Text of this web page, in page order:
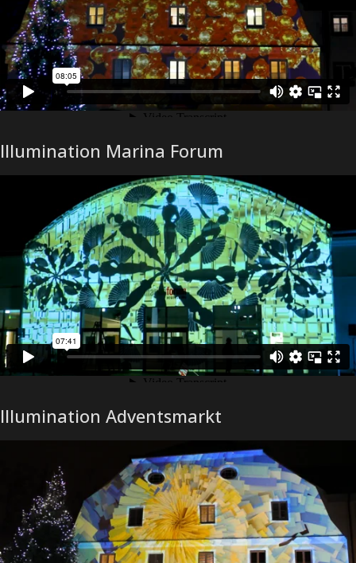
Illumination Marina Forum
Illumination Adventsmarkt